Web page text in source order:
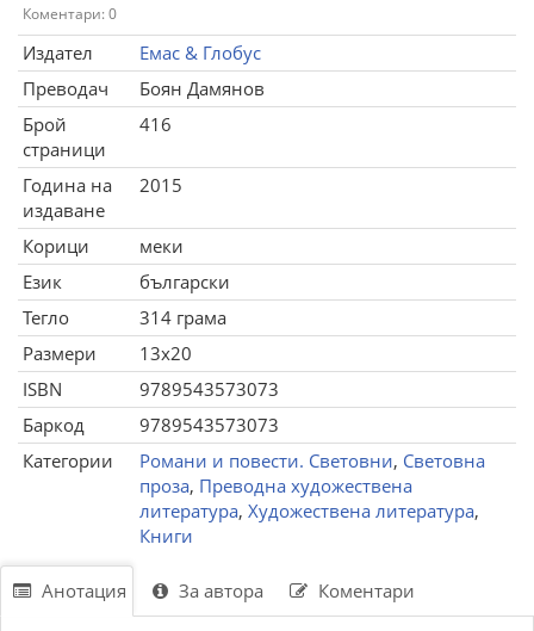
Коментари: 0
Издател
Емас & Глобус
Преводач
Боян Дамянов
Брой
страници
416
Година на
издаване
2015
Корици
меки
Език
български
Тегло
314 грама
Размери
13x20
ISBN
9789543573073
Баркод
9789543573073
Категории
Романи и повести. Световни, Световна
проза, Преводна художествена
литература, Художествена литература,
Книги
Анотация За автора Коментари